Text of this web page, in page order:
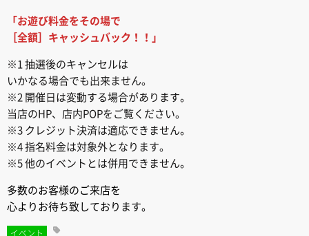
「お遊び料金をその場で
［全額］キャッシュバック！！」
※1 抽選後のキャンセルは
いかなる場合でも出来ません。
※2 開催日は変動する場合があります。
当店のHP、店内POPをご覧ください。
※3 クレジット決済は適応できません。
※4 指名料金は対象外となります。
※5 他のイベントとは併用できません。
多数のお客様のご来店を
心よりお待ち致しております。
イベント